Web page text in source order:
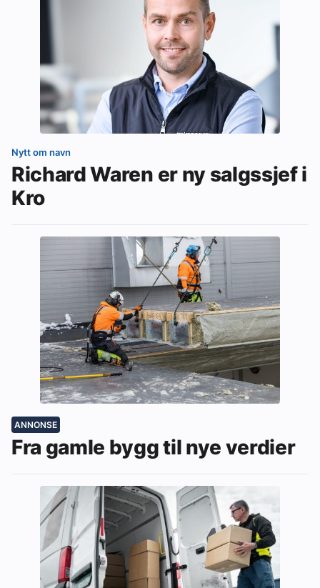
Nytt om navn
Richard Waren er ny salgssjef i
Kro
ANNONSE
Fra gamle bygg til nye verdier